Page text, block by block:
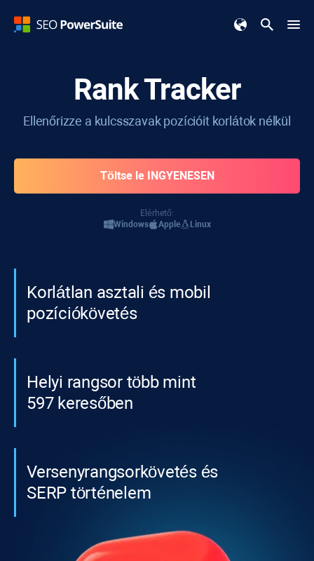
Rank Tracker
Ellenőrizze a kulcsszavak pozícióit korlátok nélkül
Töltse le INGYENESEN
Elérhető:
Windows
Apple Linux
Korlátlan asztali és mobil
pozíciókövetés
Helyi rangsor több mint
597 keresőben
Versenyrangsorkövetés és
SERP történelem